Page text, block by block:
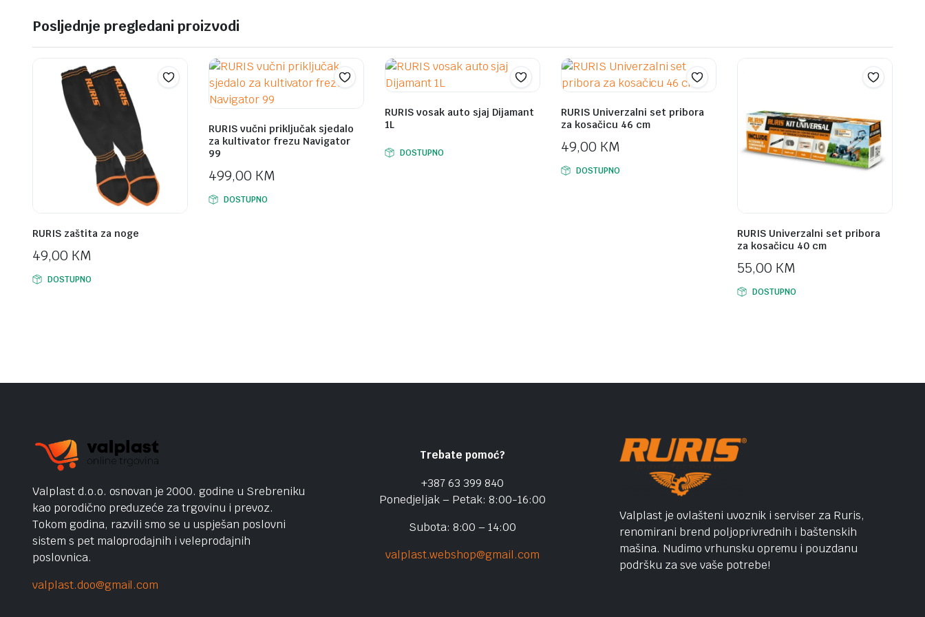
Posljednje pregledani proizvodi
RURIS zaštita za noge
49,00 KM
DOSTUPNO
RURIS vučni priključak sjedalo
za kultivator frezu Navigator
99
499,00 KM
DOSTUPNO
RURIS vosak auto sjaj Dijamant
1L
DOSTUPNO
RURIS Univerzalni set pribora
za kosačicu 46 cm
49,00 KM
DOSTUPNO
RURIS Univerzalni set pribora
za kosačicu 40 cm
55,00 KM
DOSTUPNO
Valplast d.o.o. osnovan je 2000. godine u Srebreniku
kao porodično preduzeće za trgovinu i prevoz.
Tokom godina, razvili smo se u uspješan poslovni
sistem s pet maloprodajnih i veleprodajnih
poslovnica.
valplast.doo@gmail.com
Trebate pomoć?
+387 63 399 840
Ponedjeljak – Petak: 8:00-16:00
Subota: 8:00 – 14:00
valplast.webshop@gmail.com
Valplast je ovlašteni uvoznik i serviser za Ruris,
renomirani brend poljoprivrednih i baštenskih
mašina. Nudimo vrhunsku opremu i pouzdanu
podršku za sve vaše potrebe!